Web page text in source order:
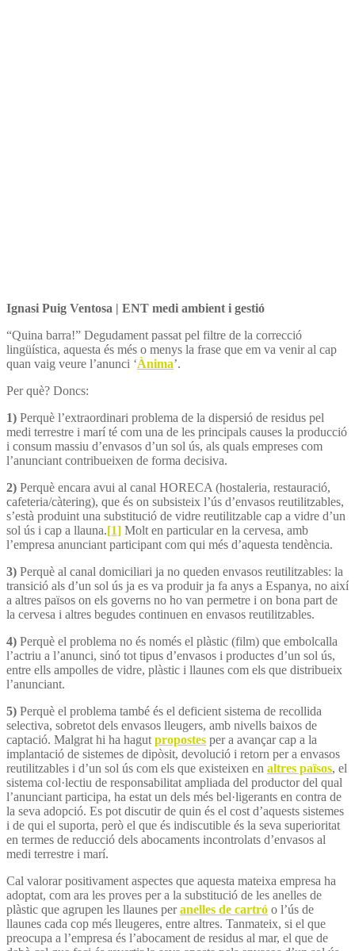
Ignasi Puig Ventosa | ENT medi ambient i gestió
“Quina barra!” Degudament passat pel filtre de la correcció
lingüística, aquesta és més o menys la frase que em va venir al cap
quan vaig veure l’anunci ‘Ànima’.
Per què? Doncs:
1) Perquè l’extraordinari problema de la dispersió de residus pel
medi terrestre i marí té com una de les principals causes la producció
i consum massiu d’envasos d’un sol ús, als quals empreses com
l’anunciant contribueixen de forma decisiva.
2) Perquè encara avui al canal HORECA (hostaleria, restauració,
cafeteria/càtering), que és on subsisteix l’ús d’envasos reutilitzables,
s’està produint una substitució de vidre reutilitzable cap a vidre d’un
sol ús i cap a llauna.[1] Molt en particular en la cervesa, amb
l’empresa anunciant participant com qui més d’aquesta tendència.
3) Perquè al canal domiciliari ja no queden envasos reutilitzables: la
transició als d’un sol ús ja es va produir ja fa anys a Espanya, no així
a altres països on els governs no ho van permetre i on bona part de
la cervesa i altres begudes continuen en envasos reutilitzables.
4) Perquè el problema no és només el plàstic (film) que embolcalla
l’actriu a l’anunci, sinó tot tipus d’envasos i productes d’un sol ús,
entre ells ampolles de vidre, plàstic i llaunes com els que distribueix
l’anunciant.
5) Perquè el problema també és el deficient sistema de recollida
selectiva, sobretot dels envasos lleugers, amb nivells baixos de
captació. Malgrat hi ha hagut propostes per a avançar cap a la
implantació de sistemes de dipòsit, devolució i retorn per a envasos
reutilitzables i d’un sol ús com els que existeixen en altres països, el
sistema col·lectiu de responsabilitat ampliada del productor del qual
l’anunciant participa, ha estat un dels més bel·ligerants en contra de
la seva adopció. Es pot discutir de quin és el cost d’aquests sistemes
i de qui el suporta, però el que és indiscutible és la seva superioritat
en termes de reducció dels abocaments incontrolats d’envasos al
medi terrestre i marí.
Cal valorar positivament aspectes que aquesta mateixa empresa ha
adoptat, com ara les proves per a la substitució de les anelles de
plàstic que agrupen les llaunes peranelles de cartró o l’ús de
llaunes cada cop més lleugeres, entre altres. Tanmateix, si el que
preocupa a l’empresa és l’abocament de residus al mar, el que de